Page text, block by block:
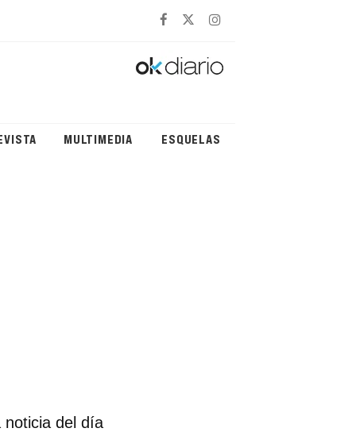
MULTIMEDIA ESQUELAS
noticia del día